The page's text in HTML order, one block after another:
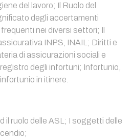
del lavoro; Il Ruolo del
degli accertamenti
nei diversi settori; Il
INPS, INAIL; Diritti e
di assicurazioni sociali e
degli infortuni; Infortunio,
in itinere.
il ruolo delle ASL; I soggetti delle